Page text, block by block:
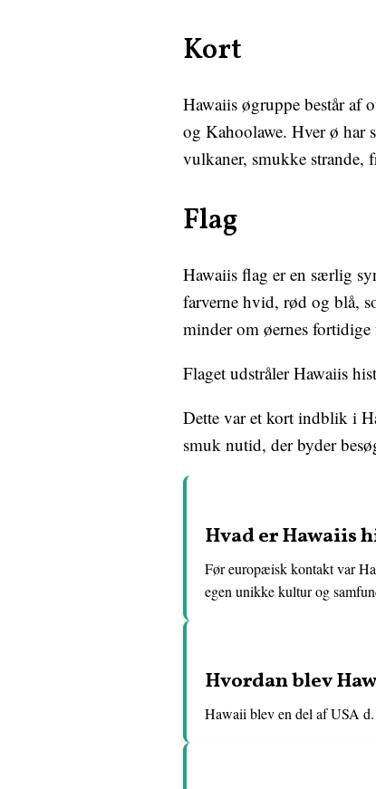
Kort
Hawaiis øgruppe består af
og Kahoolawe. Hver ø har
vulkaner, smukke strande,
Flag
Hawaiis flag er en særlig
farverne hvid, rød og blå,
minder om øernes
Flaget udstråler Hawaiis
Dette var et kort indblik i
smuk nutid, der byder
Hvad er Hawaiis
Før europæisk kontakt var
egen unikke kultur og
Hvordan blev
Hawaii blev en del af USA d.